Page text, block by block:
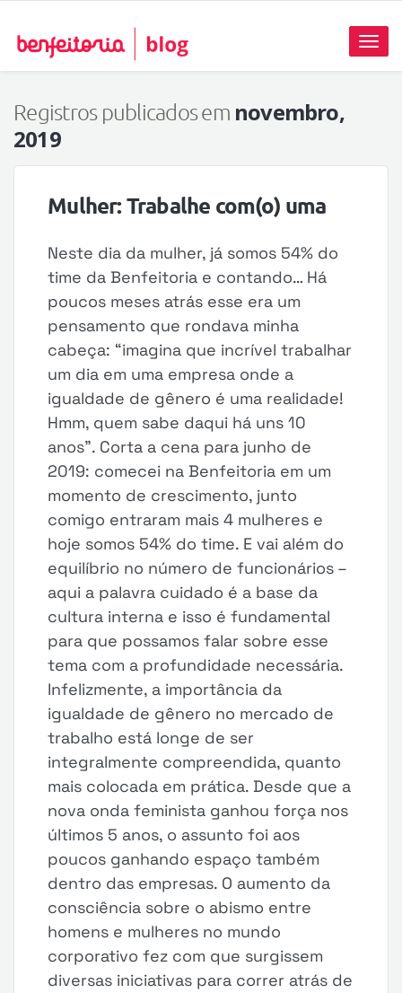
Registros publicados em novembro,
2019
Mulher: Trabalhe com(o) uma
Neste dia da mulher, já somos 54% do
time da Benfeitoria e contando… Há
poucos meses atrás esse era um
pensamento que rondava minha
cabeça: “imagina que incrível trabalhar
um dia em uma empresa onde a
igualdade de gênero é uma realidade!
Hmm, quem sabe daqui há uns 10
anos”. Corta a cena para junho de
2019: comecei na Benfeitoria em um
momento de crescimento, junto
comigo entraram mais 4 mulheres e
hoje somos 54% do time. E vai além do
equilíbrio no número de funcionários –
aqui a palavra cuidado é a base da
cultura interna e isso é fundamental
para que possamos falar sobre esse
tema com a profundidade necessária.
Infelizmente, a importância da
igualdade de gênero no mercado de
trabalho está longe de ser
integralmente compreendida, quanto
mais colocada em prática. Desde que a
nova onda feminista ganhou força nos
últimos 5 anos, o assunto foi aos
poucos ganhando espaço também
dentro das empresas. O aumento da
consciência sobre o abismo entre
homens e mulheres no mundo
corporativo fez com que surgissem
diversas iniciativas para correr atrás de